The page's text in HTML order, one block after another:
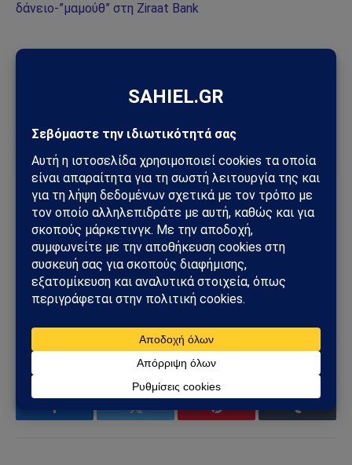
δάνειο-”μαμούθ” στη Ziraat Bank
Πρόσθεσε το Sahiel ως προτιμώμενη πηγή για να λαμβάνεις
Long March Ελλάδα Κίνα
Ακολουθήστε στο Instagram
Ακολουθήστε στο YouTube
Facebook Twitter Pinterest Tumblr